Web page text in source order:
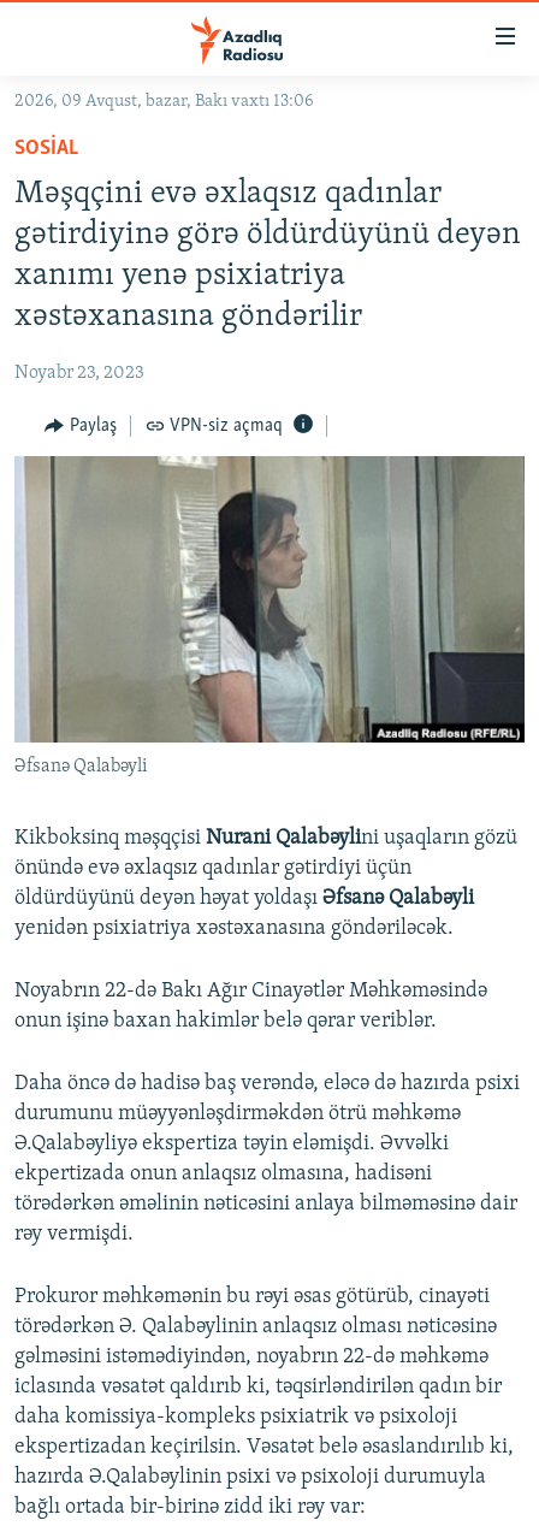
Əsas
qayıt
Əsas
naviqasiyaya
qayıt
Axtarışa
keç
GÜNDƏM
KORRUPSIOMETR
#ƏSLINDƏ
FƏRQƏ BAX
ARAŞDIRMA
MULTIMEDIA
AZƏRBAYCAN ƏDƏBIYYATI KITABXANASI
İSLAM VƏ DEMOKRATIYA
İZ - MƏDƏNIYYƏT PROQRAMI
PEŞƏ ETIKASI VƏ JURNALISTIKA STANDARTLARIMIZ
MATERIALLARIMIZDAN ISTIFADƏ
AZADLIQRADIOSU MOBIL TELEFONUNUZDA
XƏBƏR BÜLLETENLƏRIMIZ
RFE/RL-in bütün saytları
2026, 09 Avqust, bazar, Bakı vaxtı 13:06
SOSIAL
Məşqçini evə əxlaqsız qadınlar
gətirdiyinə görə öldürdüyünü deyən
xanımı yenə psixiatriya
xəstəxanasına göndərilir
Noyabr 23, 2023
Paylaş VPN-siz açmaq
Əfsanə Qalabəyli
Kikboksinq məşqçisi Nurani Qalabəylini uşaqların gözü
önündə evə əxlaqsız qadınlar gətirdiyi üçün
öldürdüyünü deyən həyat yoldaşı Əfsanə Qalabəyli
yenidən psixiatriya xəstəxanasına göndəriləcək.
Noyabrın 22-də Bakı Ağır Cinayətlər Məhkəməsində
onun işinə baxan hakimlər belə qərar veriblər.
Daha öncə də hadisə baş verəndə, eləcə də hazırda psixi
durumunu müəyyənləşdirməkdən ötrü məhkəmə
Ə.Qalabəyliyə ekspertiza təyin eləmişdi. Əvvəlki
ekpertizada onun anlaqsız olmasına, hadisəni
törədərkən əməlinin nəticəsini anlaya bilməməsinə dair
rəy vermişdi.
Prokuror məhkəmənin bu rəyi əsas götürüb, cinayəti
törədərkən Ə. Qalabəylinin anlaqsız olması nəticəsinə
gəlməsini istəmədiyindən, noyabrın 22-də məhkəmə
iclasında vəsatət qaldırıb ki, təqsirləndirilən qadın bir
daha komissiya-kompleks psixiatrik və psixoloji
ekspertizadan keçirilsin. Vəsatət belə əsaslandırılıb ki,
hazırda Ə.Qalabəylinin psixi və psixoloji durumuyla
bağlı ortada bir-birinə zidd iki rəy var: